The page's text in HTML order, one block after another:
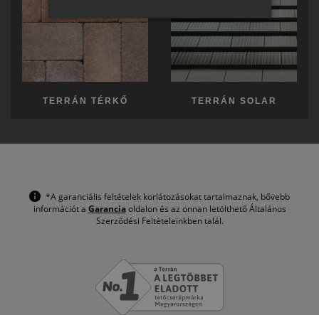
TERRÁN TÉRKŐ TERRÁN SOLAR
*A garanciális feltételek korlátozásokat tartalmaznak, bővebb
információt a Garanciaoldalon és az onnan letölthető Általános
Szerződési Feltételeinkben talál.
ITALIAN